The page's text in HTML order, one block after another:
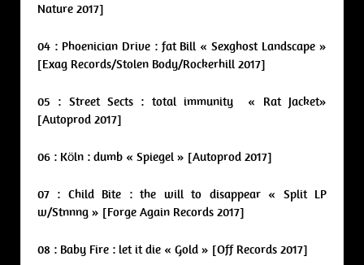
Nature 2017]
04 : Phoenician Drive : fat Bill « Sexghost Landscape »
[Exag Records/Stolen Body/Rockerhill 2017]
05 : Street Sects : total immunity « Rat Jacket»
[Autoprod 2017]
06 : Köln : dumb « Spiegel » [Autoprod 2017]
07 : Child Bite : the will to disappear « Split LP
w/Stnnng » [Forge Again Records 2017]
08 : Baby Fire : let it die « Gold » [Off Records 2017]